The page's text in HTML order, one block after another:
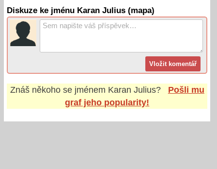
Diskuze ke jménu Karan Julius (mapa)
Znáš někoho se jménem Karan Julius?
Pošli mu
graf jeho popularity!